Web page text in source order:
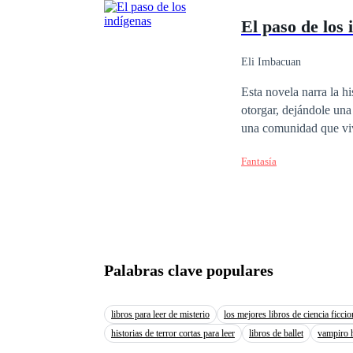
contacto con su mano
pueda llegar hacer
fue aprendiendo a
donde daba clases,
batalla tomo una
El paso de los
Eli Imbacuan
Esta novela narra la
otorgar, dejándole
una comunidad que
venganza. Dando
Fantasía
Palabras clave populares
libros para leer de misterio los mejores libros de ciencia
historias de terror cortas para leer
libros de ballet vampiro